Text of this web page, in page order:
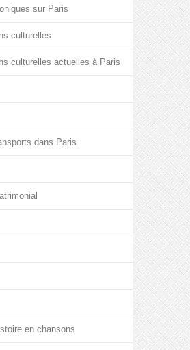
sur Paris
culturelles
culturelles actuelles à Paris
dans Paris
en chansons